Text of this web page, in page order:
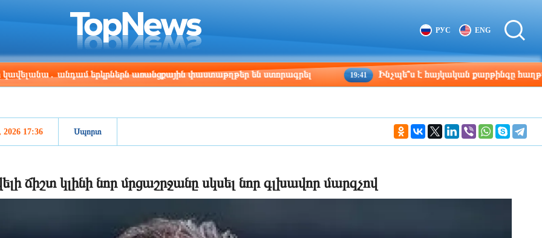
Los Angeles
20:40
Beijing
11:40 РУС ENG
անդամ երկրներն առանցքային փաստաթղթեր են ստորագրել Ինչպե՞ս է հայկական քարթինգը հաղթահարում
2026 17:36 Սպորտ
ճիշտ կլինի նոր մրցաշրջանը սկսել նոր գլխավոր մարզչով